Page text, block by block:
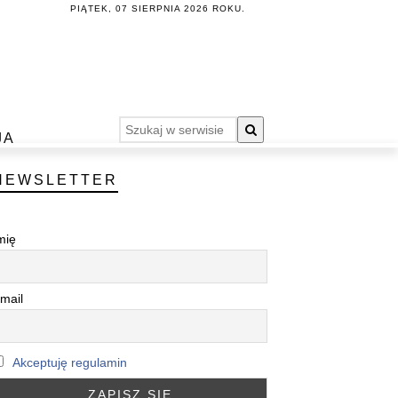
PIĄTEK, 07 SIERPNIA 2026 ROKU.
Akceptuję regulamin